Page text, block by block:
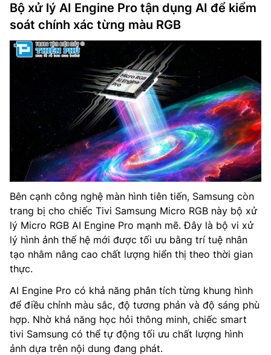
Bộ xử lý AI Engine Pro tận dụng AI để kiểm
soát chính xác từng màu RGB
Bên cạnh công nghệ màn hình tiên tiến, Samsung còn
trang bị cho chiếc Tivi Samsung Micro RGB này bộ xử
lý Micro RGB AI Engine Pro mạnh mẽ. Đây là bộ vi xử
lý hình ảnh thế hệ mới được tối ưu bằng trí tuệ nhân
tạo nhằm nâng cao chất lượng hiển thị theo thời gian
thực.
AI Engine Pro có khả năng phân tích từng khung hình
để điều chỉnh màu sắc, độ tương phản và độ sáng phù
hợp. Nhờ khả năng học hỏi thông minh, chiếc smart
tivi Samsung có thể tự động tối ưu chất lượng hình
ảnh dựa trên nội dung đang phát.